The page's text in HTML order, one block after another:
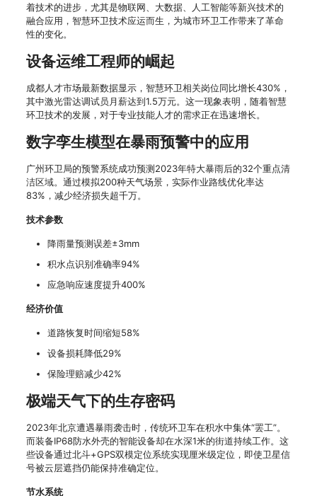
着技术的进步，尤其是物联网、大数据、人工智能等新兴技术的
融合应用，智慧环卫技术应运而生，为城市环卫工作带来了革命
性的变化。
设备运维工程师的崛起
成都人才市场最新数据显示，智慧环卫相关岗位同比增长430%，
其中激光雷达调试员月薪达到1.5万元。这一现象表明，随着智慧
环卫技术的发展，对于专业技能人才的需求正在迅速增长。
数字孪生模型在暴雨预警中的应用
广州环卫局的预警系统成功预测2023年特大暴雨后的32个重点清
洁区域。通过模拟200种天气场景，实际作业路线优化率达
83%，减少经济损失超千万。
技术参数
降雨量预测误差±3mm
积水点识别准确率94%
应急响应速度提升400%
经济价值
道路恢复时间缩短58%
设备损耗降低29%
保险理赔减少42%
极端天气下的生存密码
2023年北京遭遇暴雨袭击时，传统环卫车在积水中集体“罢工”。
而装备IP68防水外壳的智能设备却在水深1米的街道持续工作。这
些设备通过北斗+GPS双模定位系统实现厘米级定位，即使卫星信
号被云层遮挡仍能保持准确定位。
节水系统